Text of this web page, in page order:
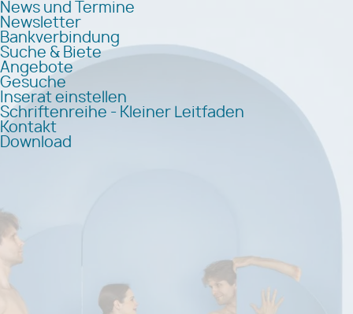
News und Termine
Newsletter
Bankverbindung
Suche & Biete
Angebote
Gesuche
Inserat einstellen
Schriftenreihe - Kleiner Leitfaden
Kontakt
Download